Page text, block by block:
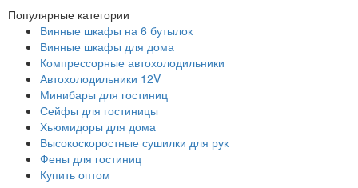
Популярные категории
Винные шкафы на 6 бутылок
Винные шкафы для дома
Компрессорные автохолодильники
Автохолодильники 12V
Минибары для гостиниц
Сейфы для гостиницы
Хьюмидоры для дома
Высокоскоростные сушилки для рук
Фены для гостиниц
Купить оптом